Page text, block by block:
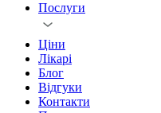
Послуги
Ціни
Лікарі
Блог
Відгуки
Контакти